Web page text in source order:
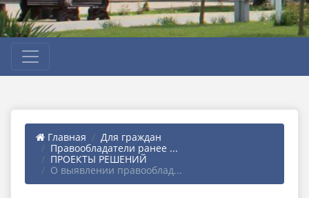
Главная
Для граждан
Правообладатели ранее ...
ПРОЕКТЫ РЕШЕНИЙ
О выявлении правооблад...